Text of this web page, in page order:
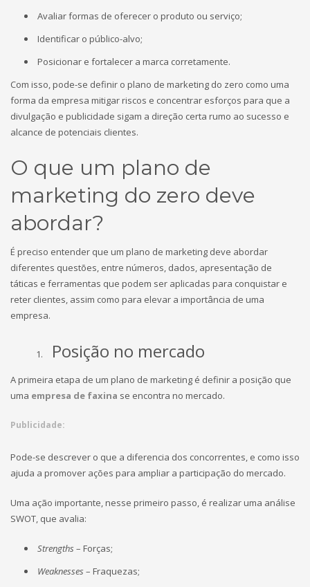
Avaliar formas de oferecer o produto ou serviço;
Identificar o público-alvo;
Posicionar e fortalecer a marca corretamente.
Com isso, pode-se definir o plano de marketing do zero como uma
forma da empresa mitigar riscos e concentrar esforços para que a
divulgação e publicidade sigam a direção certa rumo ao sucesso e
alcance de potenciais clientes.
O que um plano de
marketing do zero deve
abordar?
É preciso entender que um plano de marketing deve abordar
diferentes questões, entre números, dados, apresentação de
táticas e ferramentas que podem ser aplicadas para conquistar e
reter clientes, assim como para elevar a importância de uma
empresa.
Posição no mercado
A primeira etapa de um plano de marketing é definir a posição que
uma empresa de faxina se encontra no mercado.
Publicidade:
Pode-se descrever o que a diferencia dos concorrentes, e como isso
ajuda a promover ações para ampliar a participação do mercado.
Uma ação importante, nesse primeiro passo, é realizar uma análise
SWOT, que avalia:
Strengths– Forças;
Weaknesses– Fraquezas;